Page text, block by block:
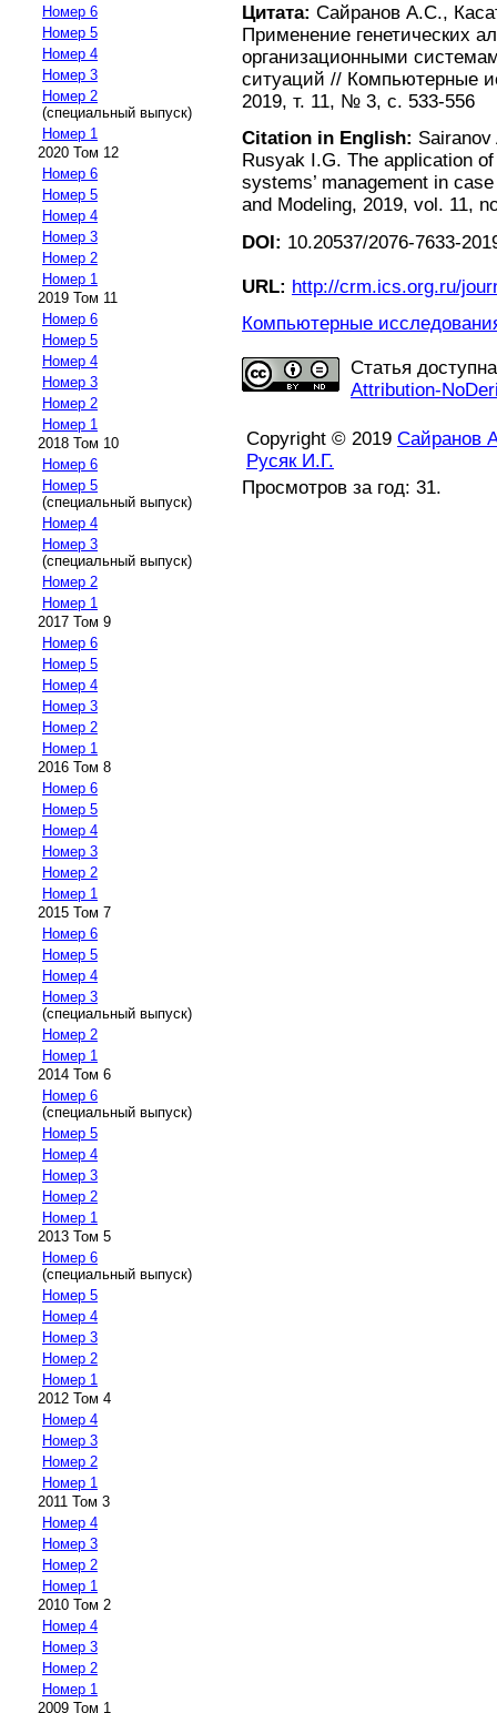
Номер 6
Номер 5
Номер 4
Номер 3
Номер 2
(специальный выпуск)
Номер 1
2020 Том 12
Номер 6
Номер 5
Номер 4
Номер 3
Номер 2
Номер 1
2019 Том 11
Номер 6
Номер 5
Номер 4
Номер 3
Номер 2
Номер 1
2018 Том 10
Номер 6
Номер 5
(специальный выпуск)
Номер 4
Номер 3
(специальный выпуск)
Номер 2
Номер 1
2017 Том 9
Номер 6
Номер 5
Номер 4
Номер 3
Номер 2
Номер 1
2016 Том 8
Номер 6
Номер 5
Номер 4
Номер 3
Номер 2
Номер 1
2015 Том 7
Номер 6
Номер 5
Номер 4
Номер 3
(специальный выпуск)
Номер 2
Номер 1
2014 Том 6
Номер 6
(специальный выпуск)
Номер 5
Номер 4
Номер 3
Номер 2
Номер 1
2013 Том 5
Номер 6
(специальный выпуск)
Номер 5
Номер 4
Номер 3
Номер 2
Номер 1
2012 Том 4
Номер 4
Номер 3
Номер 2
Номер 1
2011 Том 3
Номер 4
Номер 3
Номер 2
Номер 1
2010 Том 2
Номер 4
Номер 3
Номер 2
Номер 1
2009 Том 1
Цитата: Сайранов А.С.,
Применение генетических
организационными
ситуаций // Компьютерные
2019, т. 11, № 3, с. 533-556
Citation in English:
Rusyak I.G. The application
systems’ management in
and Modeling, 2019, vol. 11,
DOI: 10.20537/2076-7633-
URL: http://crm.ics.org.ru/
Компьютерные
Статья
Attribution-
Copyright © 2019 Сайранов
Русяк И.Г.
Просмотров за год: 31.